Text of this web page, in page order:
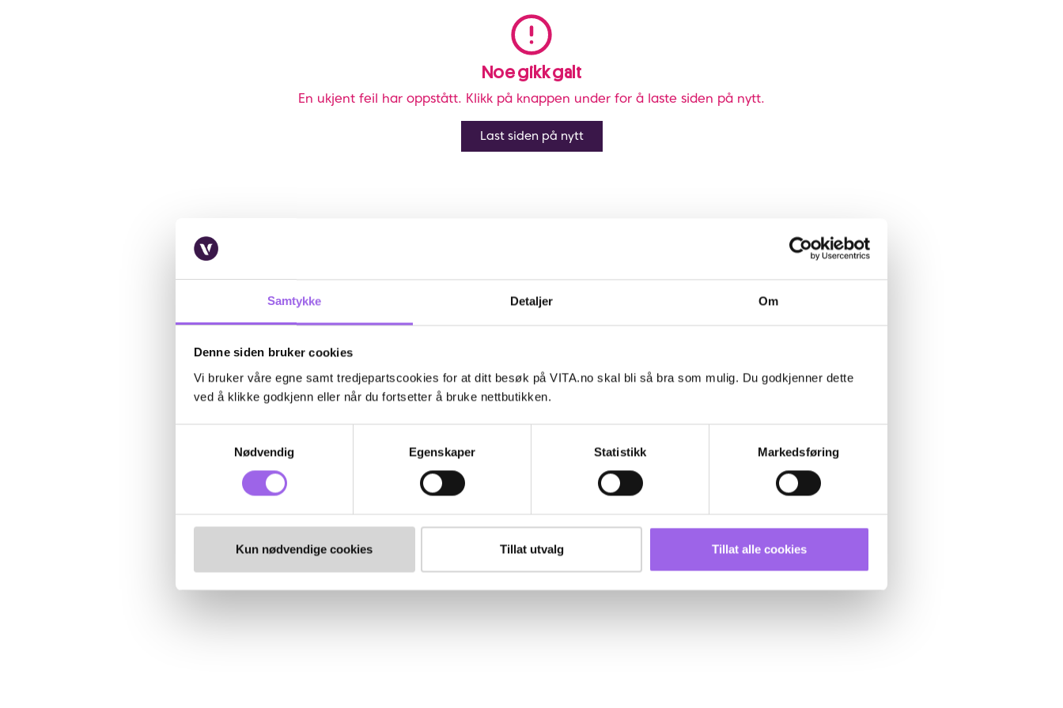
Samtykke Detaljer Om
Denne siden bruker cookies
Vi bruker våre egne samt tredjepartscookies for at ditt besøk på VITA.no skal bli så bra som mulig. Du godkjenner dette
ved å klikke godkjenn eller når du fortsetter å bruke nettbutikken.
Nødvendig
Egenskaper Statistikk Markedsføring
Kun nødvendige cookies Tillat utvalg Tillat alle cookies
Noe gikk galt
En ukjent feil har oppstått. Klikk på knappen under for å laste siden på nytt.
Last siden på nytt